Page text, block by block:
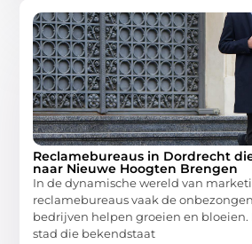
Reclamebureaus in Dordrecht
naar Nieuwe Hoogten Brengen
In de dynamische wereld van
reclamebureaus vaak de
bedrijven helpen groeien en bloeien.
stad die bekendstaat